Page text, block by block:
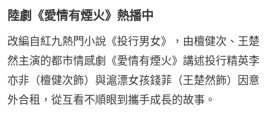
陸劇《愛情有煙火》熱播中
改編自紅九熱門小說《投行男女》，由檀健次、王楚
然主演的都市情感劇《愛情有煙火》講述投行精英李
亦非（檀健次飾）與滬漂女孩錢菲（王楚然飾）因意
外合租，從互看不順眼到攜手成長的故事。